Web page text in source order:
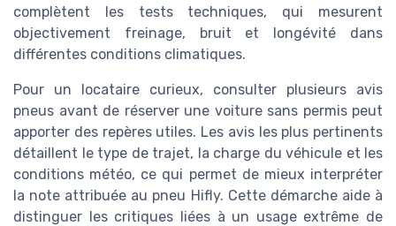
complètent les tests techniques, qui mesurent
objectivement freinage, bruit et longévité dans
différentes conditions climatiques.
Pour un locataire curieux, consulter plusieurs avis
pneus avant de réserver une voiture sans permis peut
apporter des repères utiles. Les avis les plus pertinents
détaillent le type de trajet, la charge du véhicule et les
conditions météo, ce qui permet de mieux interpréter
la note attribuée au pneu Hifly. Cette démarche aide à
distinguer les critiques liées à un usage extrême de